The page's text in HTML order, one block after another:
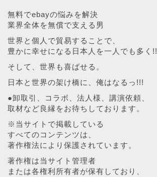
無料でebayの悩みを解決
業界全体を無償で支える男
世界と個人で貿易することで、
豊かに幸せになる日本人を一人でも多く!!
そして、世界も喜ばせる。
日本と世界の架け橋に、俺はなるっ!!!
●卸取引、コラボ、法人様、講演依頼、
取材など良縁をお待ちしております。
※当サイトで掲載している
すべてのコンテンツは、
著作権法により保護されています。
著作権は当サイト管理者
または各権利所有者が保有しており、